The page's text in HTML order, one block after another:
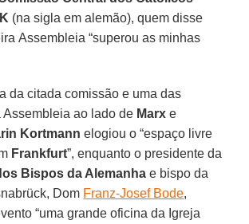
(na sigla em alemão), quem disse
Assembleia “superou as minhas
da citada comissão e uma das
Assembleia ao lado de Marx e
Kortmann elogiou o “espaço livre
Frankfurt”, enquanto o presidente da
Bispos da Alemanha e bispo da
Dom Franz-Josef Bode,
“uma grande oficina da Igreja